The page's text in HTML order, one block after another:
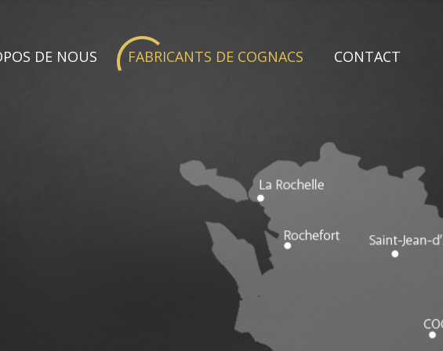
DE NOUS FABRICANTS DE COGNACS CONTACT